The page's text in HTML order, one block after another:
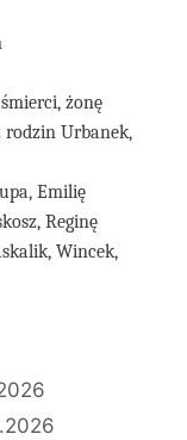
żonę
rodzin Urbanek,
Emilię
Reginę
Wincek,